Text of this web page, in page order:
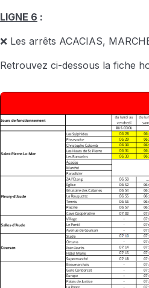
LIGNE 6 :
❌ Les arrêts ACACIAS,
Retrouvez ci-dessous la fiche